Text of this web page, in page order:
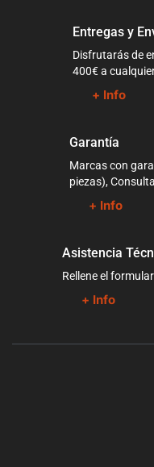
Entregas y
Disfrutarás de
400€ a
+ Info
Garantía
Marcas con
piezas),
+ Info
Asistencia
Rellene el
+ Info